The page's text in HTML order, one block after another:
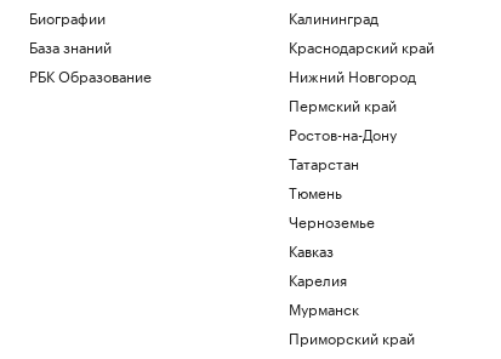
Биографии
База знаний
РБК Образование
Калининград
Краснодарский край
Нижний Новгород
Пермский край
Ростов-на-Дону
Татарстан
Тюмень
Черноземье
Кавказ
Карелия
Мурманск
Приморский край